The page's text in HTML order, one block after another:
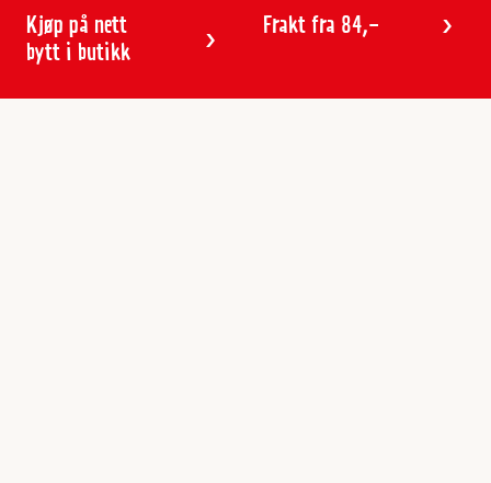
Kjøp på nett
bytt i butikk
Frakt fra 84,-